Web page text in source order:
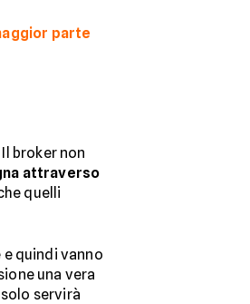
parte
Il broker non
attraverso
quelli
quindi vanno
una vera
servirà